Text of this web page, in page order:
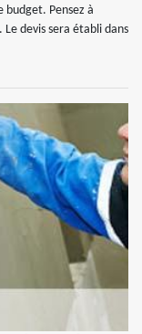
budget. Pensez à
devis sera établi dans